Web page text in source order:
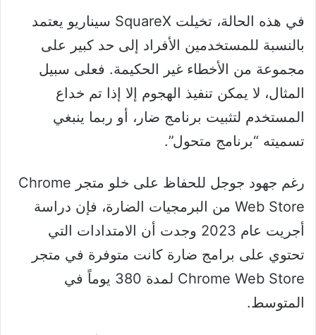
في هذه الحالة، تخيلت SquareX سيناريو يعتمد
بالنسبة للمستخدمين الأفراد إلى حد كبير على
مجموعة من الأخطاء غير الحكيمة. فعلى سبيل
المثال، لا يمكن تنفيذ الهجوم إلا إذا تم خداع
المستخدم لتثبيت برنامج ضار، أو ربما ينبغي
تسميته “برنامج متحول”.
رغم جهود جوجل للحفاظ على خلو متجر Chrome
Web Store من البرمجيات الضارة، فإن دراسة
أجريت عام 2023 وجدت أن الامتدادات التي
تحتوي على برامج ضارة كانت متوفرة في متجر
Chrome Web Store لمدة 380 يوماً في
المتوسط.